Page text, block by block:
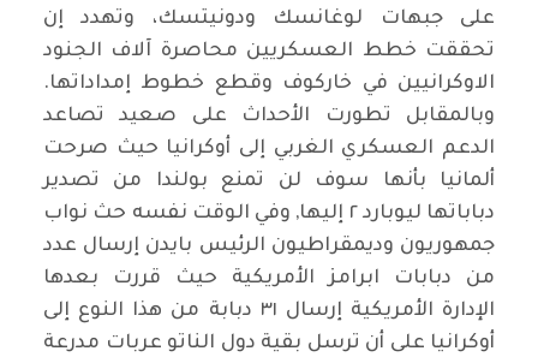
على جبهات لوغانسك ودونيتسك، وتهدد إن
تحققت خطط العسكريين محاصرة آلاف الجنود
الاوكرانيين في خاركوف وقطع خطوط إمداداتها.
وبالمقابل تطورت الأحداث على صعيد تصاعد
الدعم العسكري الغربي إلى أوكرانيا حيث صرحت
ألمانيا بأنها سوف لن تمنع بولندا من تصدير
دباباتها ليوبارد ٢ إليها, وفي الوقت نفسه حث نواب
جمهوريون وديمقراطيون الرئيس بايدن إرسال عدد
من دبابات ابرامز الأمريكية حيث قررت بعدها
الإدارة الأمريكية إرسال ٣١ دبابة من هذا النوع إلى
أوكرانيا على أن ترسل بقية دول الناتو عربات مدرعة